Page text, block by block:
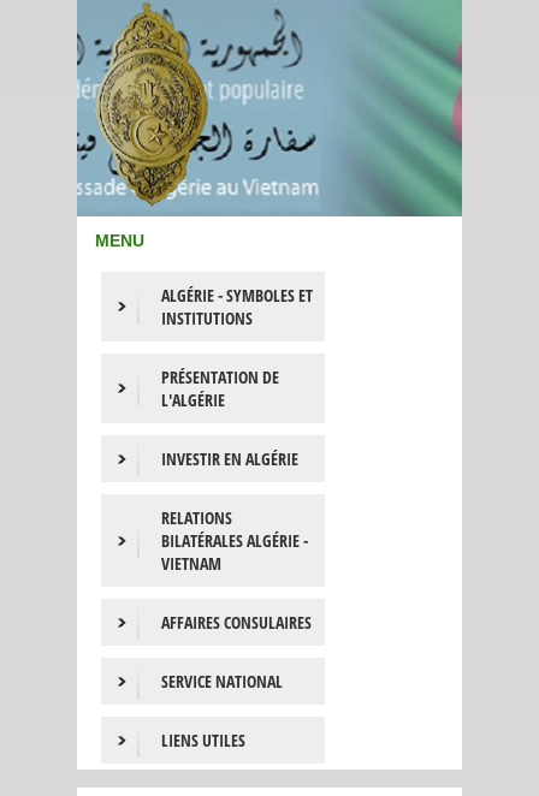
MENU
ALGÉRIE - SYMBOLES ET
INSTITUTIONS
PRÉSENTATION DE
L'ALGÉRIE
INVESTIR EN ALGÉRIE
RELATIONS
BILATÉRALES ALGÉRIE -
VIETNAM
AFFAIRES CONSULAIRES
SERVICE NATIONAL
LIENS UTILES